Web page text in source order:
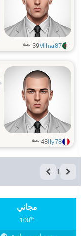
Mihar87
39 سنة
Ily78
48 سنة
1
مجاني
100%